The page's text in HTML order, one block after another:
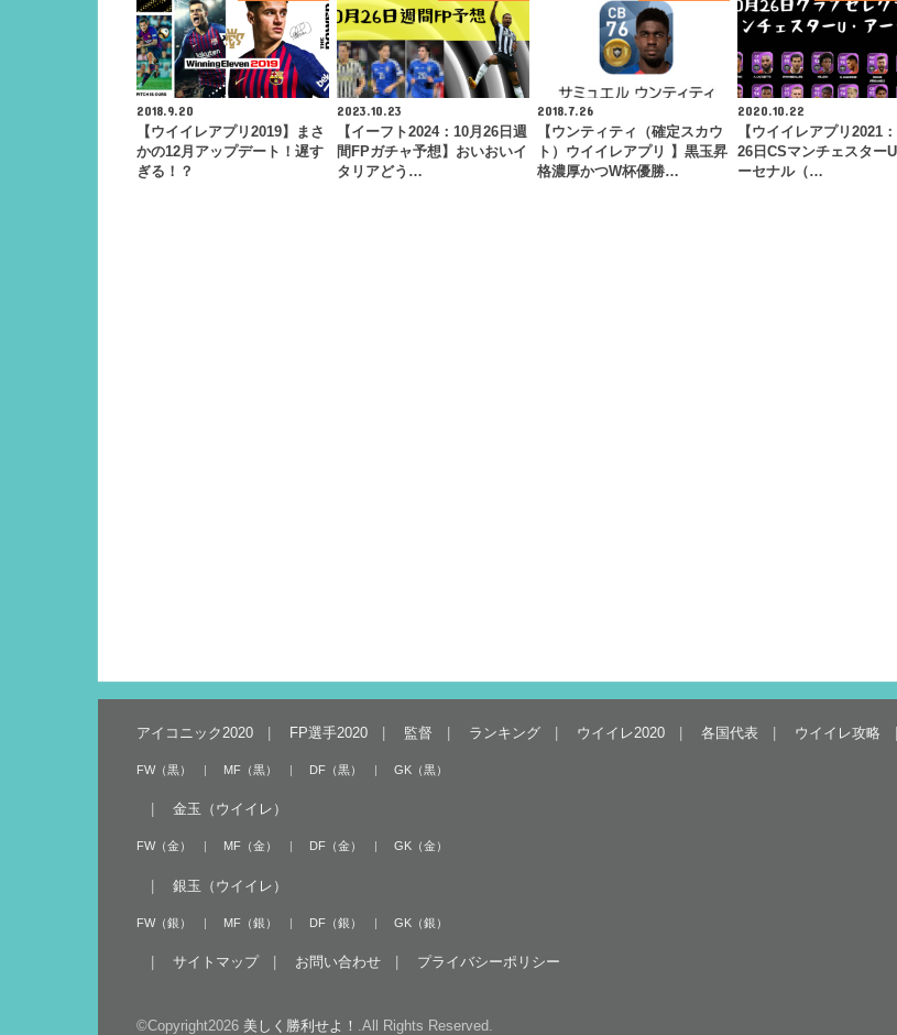
2018.9.20
【ウイイレアプリ2019】まさ
かの12月アップデート！遅す
ぎる！？
2023.10.23
【イーフト2024：10月26日週
間FPガチャ予想】おいおいイ
タリアどう…
2018.7.26
【ウンティティ（確定スカウ
ト）ウイイレアプリ 】黒玉昇
格濃厚かつW杯優勝…
2020.10.22
【ウイイレアプリ2021
26日CSマンチェスター
ーセナル（…
アイコニック2020 FP選手2020 監督 ランキング ウイイレ2020 各国代表 ウイイレ攻略
FW（黒） MF（黒） DF（黒） GK（黒）
金玉（ウイイレ）
FW（金） MF（金） DF（金） GK（金）
銀玉（ウイイレ）
FW（銀） MF（銀） DF（銀） GK（銀）
サイトマップ お問い合わせ プライバシーポリシー
©Copyright2026 美しく勝利せよ！ .All Rights Reserved.